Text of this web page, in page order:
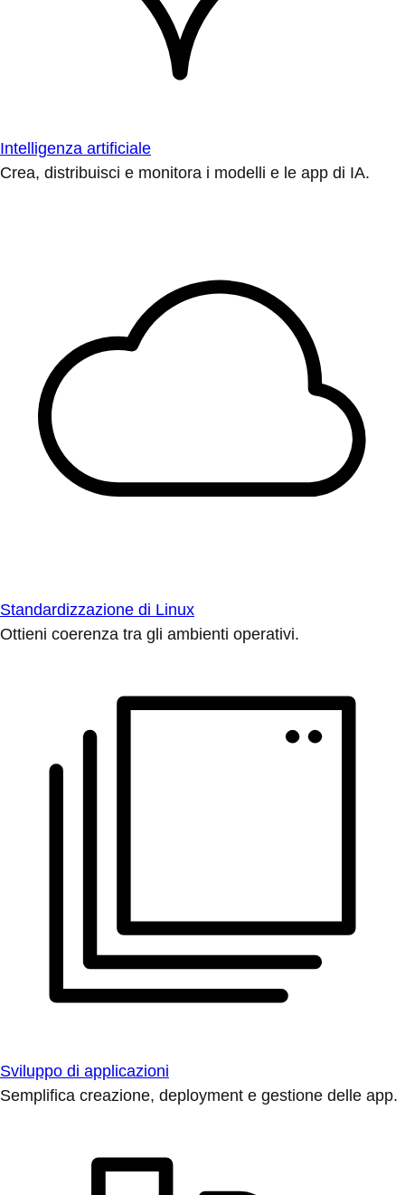
Intelligenza artificiale
Crea, distribuisci e monitora i modelli e le app di IA.
Standardizzazione di Linux
Ottieni coerenza tra gli ambienti operativi.
Sviluppo di applicazioni
Semplifica creazione, deployment e gestione delle app.